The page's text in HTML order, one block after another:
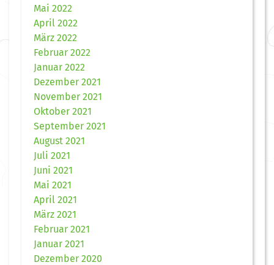
Mai 2022
April 2022
März 2022
Februar 2022
Januar 2022
Dezember 2021
November 2021
Oktober 2021
September 2021
August 2021
Juli 2021
Juni 2021
Mai 2021
April 2021
März 2021
Februar 2021
Januar 2021
Dezember 2020